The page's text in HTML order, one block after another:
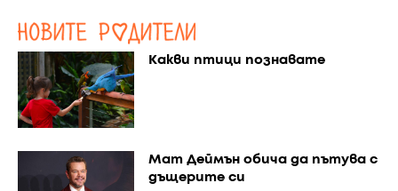
Какви птици познавате
Мат Деймън обича да пътува с
дъщерите си